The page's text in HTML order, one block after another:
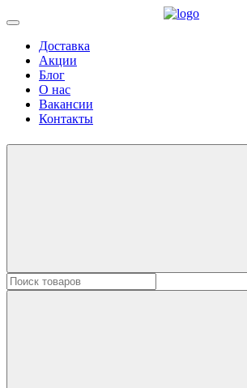
Доставка
Акции
Блог
О нас
Вакансии
Контакты
Искать: